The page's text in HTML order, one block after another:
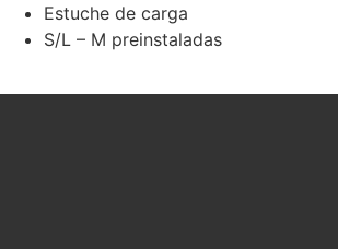
Estuche de carga
S/L – M preinstaladas